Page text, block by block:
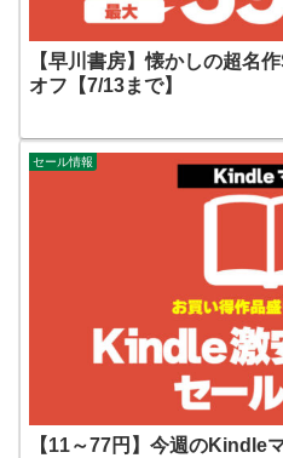
【早川書房】懐かしの超名
オフ【7/13まで】
セール情報
【11～77円】今週のKindle